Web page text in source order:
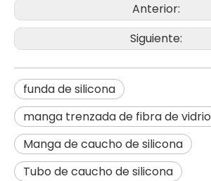
Anterior:
Siguiente:
funda de silicona
manga trenzada de fibra de vidrio
Manga de caucho de silicona
Tubo de caucho de silicona